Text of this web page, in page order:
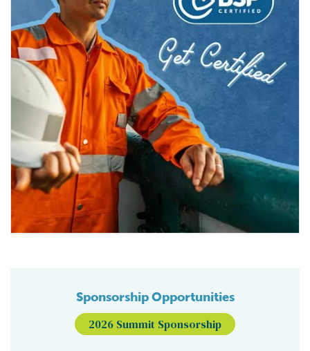
Sponsorship Opportunities
2026 Summit Sponsorship